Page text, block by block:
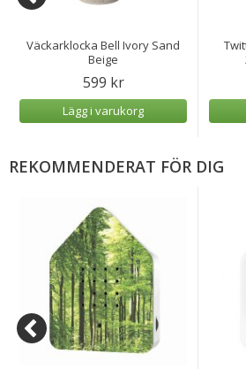
Väckarklocka Bell Ivory Sand
Beige
599 kr
Lägg i varukorg
REKOMMENDERAT FÖR DIG